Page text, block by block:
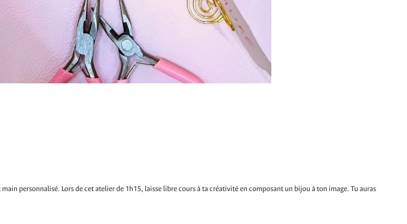
personnalisé. Lors de cet atelier de 1h15, laisse libre cours à ta créativité en composant un bijou à ton image. Tu auras